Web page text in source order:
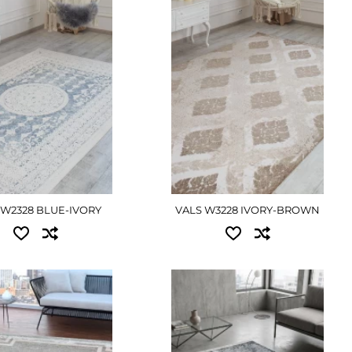
BLUE-IVORY
ДЕТАЛЬНІШЕ
VALS W3228 IVORY-BROWN
розміри:
- 23490 грн
- 48600 грн
Доступні розміри:
0.80x1.50 - 4860 грн
1.00x2.00 - 8100 грн